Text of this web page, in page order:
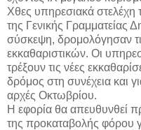
Χθες υπηρεσιακά στελέχη
της Γενικής
σύσκεψη, δρομολόγησαν
εκκαθαριστικών. Οι
τρέξουν τις νέες
δρόμος στη συνέχεια και
αρχές Οκτωβρίου.
Η εφορία θα απευθυνθεί
της προκαταβολής φόρου